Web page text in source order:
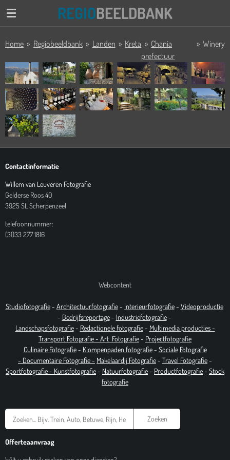
Ga
de
REGIOBEELDBANK
Home » Regiobeeldbank » Landen » Kreta » Chania
prefectuur
» Winery
Contactinformatie
Willem van Leuveren Fotografie
Gelderse Roos 40
3925 SL Scherpenzeel
telefoonnummer:
(31)33 277 1816
Webcontent
Studiofotografie- Architectuurfotografie- Interieurfotografie- Videoproductie
- Bedrijfsreportage- Industriefotografie-
Landschapsfotografie- Redactionele fotografie- Multimedia producties -
Transport Fotografie - Art Fotografie- Projectfotografie
Culinaire Fotografie- Klompenpaden fotografie- Sociale Fotografie
- Documentaire Fotografie- Makelaardij Fotografie- Travel Fotografie-
Sportfotografie - Kunstfotografie- Natuurfotografie- Productfotografie- Stock
fotografie
Zoeken
Offerteaanvraag